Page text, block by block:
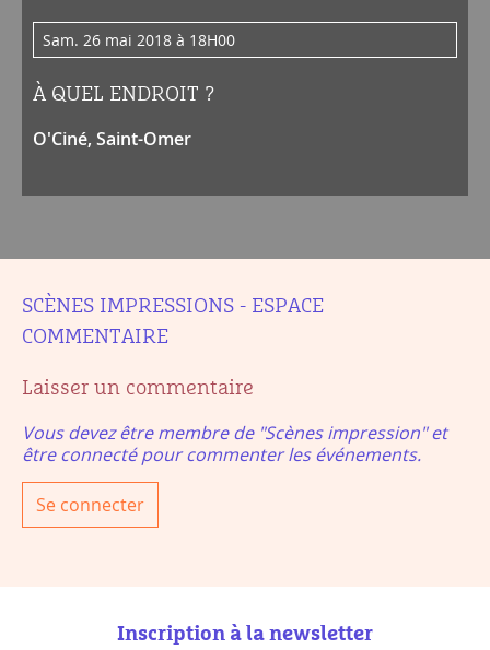
sam. 26 mai 2018 à 18H00
À QUEL ENDROIT ?
O'Ciné, Saint-Omer
SCÈNES IMPRESSIONS - ESPACE
COMMENTAIRE
Laisser un commentaire
Vous devez être membre de "Scènes impression" et
être connecté pour commenter les événements.
Se connecter
Inscription à la newsletter